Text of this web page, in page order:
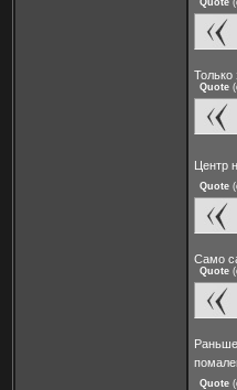
Только
Quote (
Центр
Quote (
Само
Quote (
Quote (